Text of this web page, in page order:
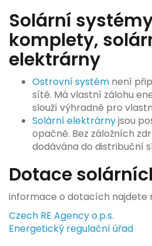
Solární
komplety,
elektrárny
Ostrovní systém není
sítě. Má vlastní zálohu
slouží výhradně pro
Solární elektrárnyjsou
opačně. Bez záložních
dodávána do distribuční
Dotace
informace o dotacích najdete
Czech RE Agency o.p.s.
Energetický regulační úřad